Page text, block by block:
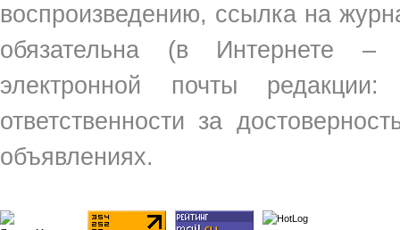
воспроизведению, ссылка на
обязательна (в Интернете
электронной почты
ответственности за
объявлениях.